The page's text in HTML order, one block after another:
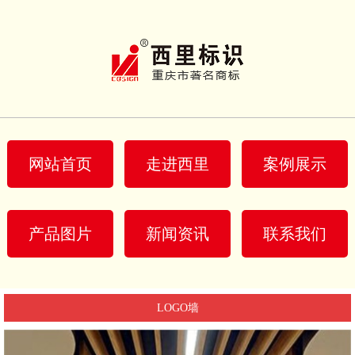
网站首页 走进西里 案例展示
产品图片 新闻资讯 联系我们
LOGO墙